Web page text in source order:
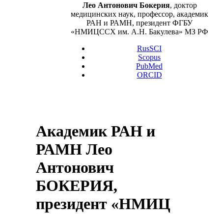
Лео Антонович Бокерия, доктор
медицинских наук, профессор, академик
РАН и РАМН, президент ФГБУ
«НМИЦССХ им. А.Н. Бакулева» МЗ РФ
RusSCI
Scopus
PubMed
ORCID
Академик РАН и
РАМН Лео
Антонович
БОКЕРИЯ,
президент «НМИЦ